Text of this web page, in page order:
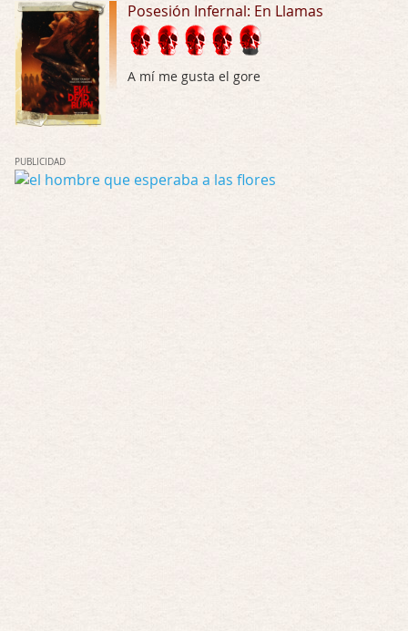
Possession
Por: Chupasangre
Mi opinión en su día. Su duracion me ha …
El eslabón podrido
Por: Luar
Possession
Posesión Infernal: En Llamas
A mí me gusta el gore
PUBLICIDAD